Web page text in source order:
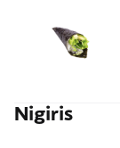
Nigiris